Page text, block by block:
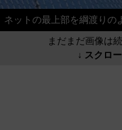
ネットの最上部を綱渡りの
まだまだ画像は
↓ スクロ